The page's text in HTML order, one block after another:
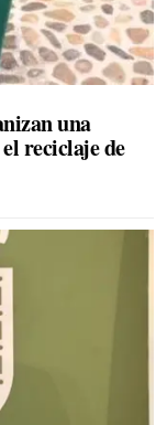
una
reciclaje de